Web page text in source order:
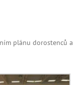
plánu dorostenců a